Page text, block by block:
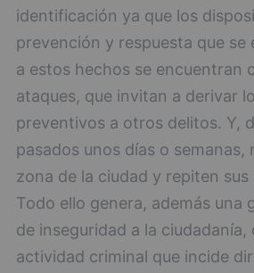
identificación ya que los
prevención y respuesta que
a estos hechos se encuentran
ataques, que invitan a derivar
preventivos a otros delitos. Y,
pasados unos días o semanas,
zona de la ciudad y repiten sus
Todo ello genera, además una
de inseguridad a la ciudadanía,
actividad criminal que incide